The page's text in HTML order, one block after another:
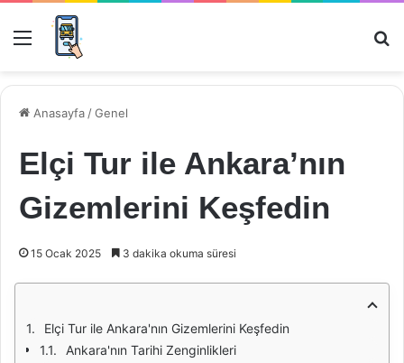
Menü
Anasayfa /Genel
Elçi Tur ile Ankara’nın
Gizemlerini Keşfedin
15 Ocak 2025 3 dakika okuma süresi
Elçi Tur ile Ankara'nın Gizemlerini Keşfedin
Ankara'nın Tarihi Zenginlikleri